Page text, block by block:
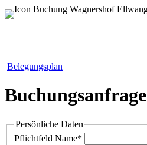
Belegungsplan
Buchungsanfrage
Persönliche Daten
Pflichtfeld Name*